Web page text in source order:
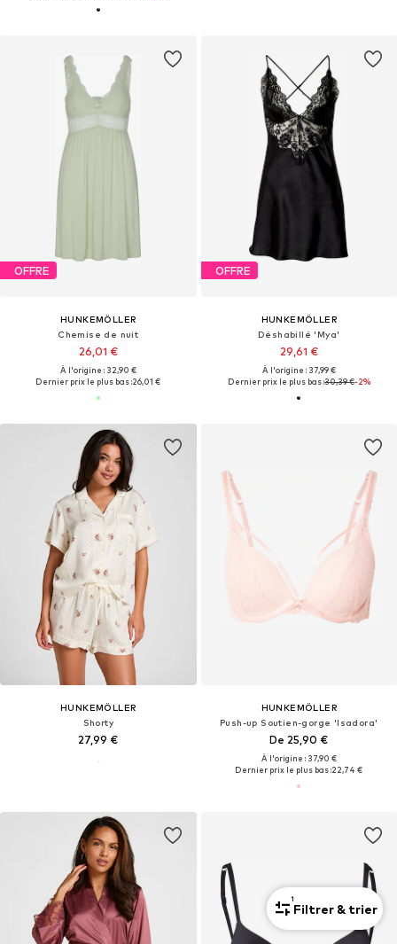
OFFRE
HUNKEMÖLLER
Chemise de nuit
26,01 €
À l'origine : 32,90 €
Dernier prix le plus bas :26,01 €
OFFRE
HUNKEMÖLLER
Déshabillé 'Mya'
29,61 €
À l'origine : 37,99 €
Dernier prix le plus bas :30,39 €-2%
HUNKEMÖLLER
Shorty
27,99 €
HUNKEMÖLLER
Push-up Soutien-gorge 'Isadora'
De 25,90 €
À l'origine : 37,90 €
Dernier prix le plus bas :22,74 €
1
Filtrer & trier